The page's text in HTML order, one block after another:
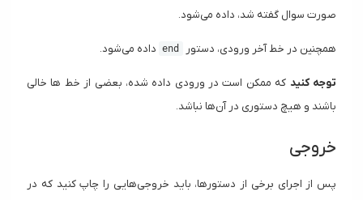
صورت سوال گفته شد، داده می‌شود.
همچنین در خط آخر ورودی، دستور end داده می‌شود.
توجه کنید که ممکن است در ورودی داده شده، بعضی از خط ها خالی
باشند و هیچ دستوری در آن‌ها نباشد.
خروجی
پس از اجرای برخی از دستورها، باید خروجی‌هایی را چاپ کنید که در